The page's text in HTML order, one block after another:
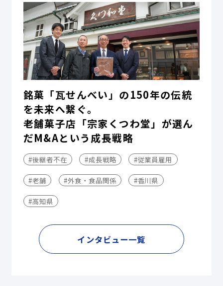
銘菓「瓦せんべい」の150年の伝統
を未来へ繋ぐ。
老舗菓子店「宗家くつわ堂」が選ん
だM&Aという成長戦略
#後継者不在 #成長戦略 #従業員雇用
#老舗 #外食・食品関係 #香川県
#高知県
インタビュー一覧